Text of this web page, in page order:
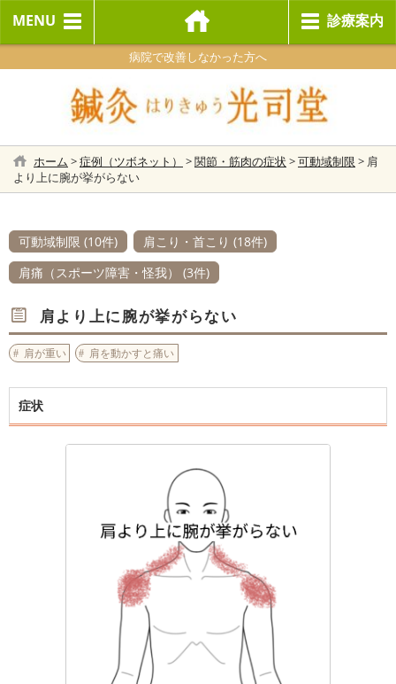
MENU 診療案内
病院で改善しなかった方へ
ホーム >症例（ツボネット） >関節・筋肉の症状 >可動域制限 > 肩
より上に腕が挙がらない
可動域制限 (10件)
肩こり・首こり (18件)
肩痛（スポーツ障害・怪我） (3件)
肩より上に腕が挙がらない
肩が重い 肩を動かすと痛い
症状